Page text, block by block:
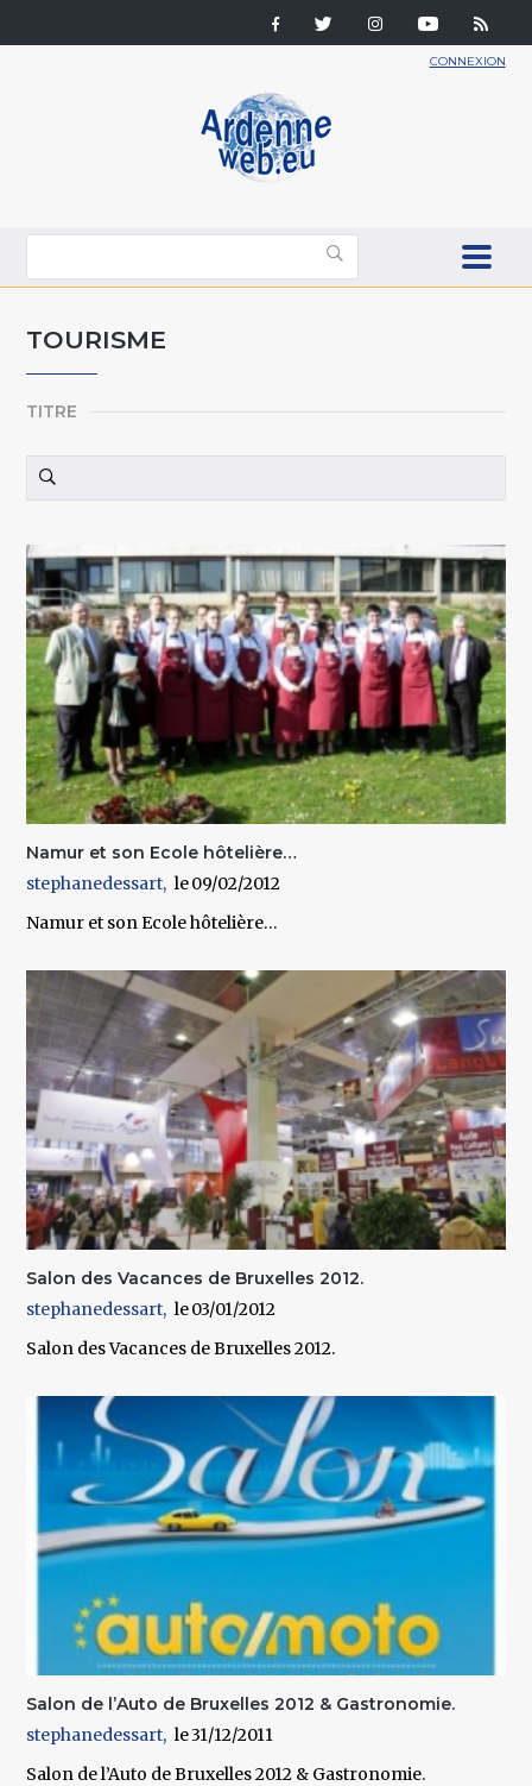
CONNEXION
TOURISME
TITRE
Namur et son Ecole hôtelière…
stephanedessart
09/02/2012
Namur et son Ecole hôtelière…
Salon des Vacances de Bruxelles 2012.
stephanedessart
03/01/2012
Salon des Vacances de Bruxelles 2012.
Salon de l’Auto de Bruxelles 2012 & Gastronomie.
stephanedessart
31/12/2011
Salon de l’Auto de Bruxelles 2012 & Gastronomie.